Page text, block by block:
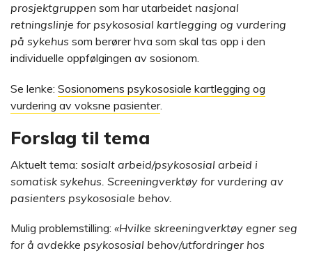
prosjektgruppen som har utarbeidet nasjonal
retningslinje for psykososial kartlegging og vurdering
på sykehus som berører hva som skal tas opp i den
individuelle oppfølgingen av sosionom.
Se lenke: Sosionomens psykososiale kartlegging og
vurdering av voksne pasienter.
Forslag til tema
Aktuelt tema: sosialt arbeid/psykososial arbeid i
somatisk sykehus. Screeningverktøy for vurdering av
pasienters psykososiale behov.
Mulig problemstilling: «Hvilke skreeningverktøy egner seg
for å avdekke psykososial behov/utfordringer hos